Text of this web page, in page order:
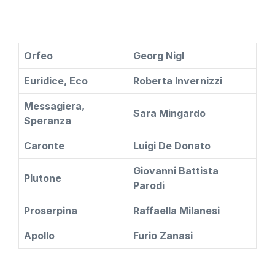
Orfeo Georg Nigl
Euridice, Eco Roberta Invernizzi
Messagiera,
Speranza
Sara Mingardo
Caronte Luigi De Donato
Plutone
Giovanni Battista
Parodi
Proserpina Raffaella Milanesi
Apollo Furio Zanasi